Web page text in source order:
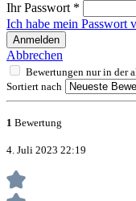
Ihr Passwort *
Ich habe mein Passwort
Anmelden
Abbrechen
Bewertungen nur in der
Sortiert nach
1 Bewertung
4. Juli 2023 22:19